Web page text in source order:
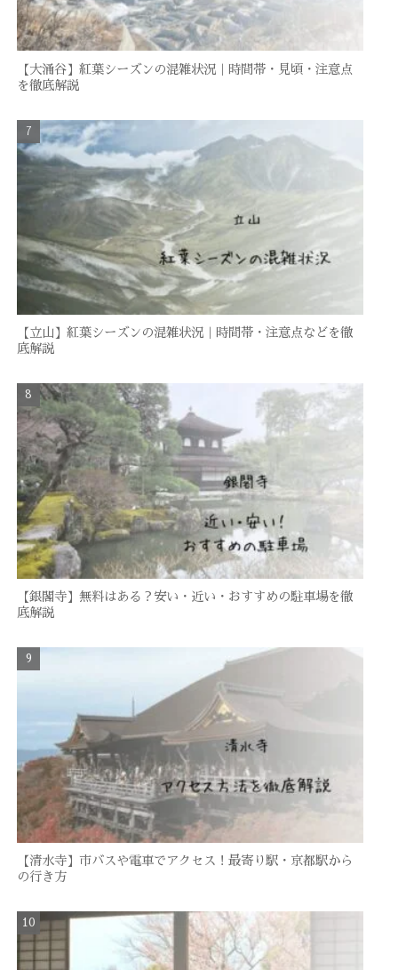
【大涌谷】紅葉シーズンの混雑状況｜時間帯・見頃・注意点
を徹底解説
【立山】紅葉シーズンの混雑状況｜時間帯・注意点などを徹
底解説
【銀閣寺】無料はある？安い・近い・おすすめの駐車場を徹
底解説
【清水寺】市バスや電車でアクセス！最寄り駅・京都駅から
の行き方